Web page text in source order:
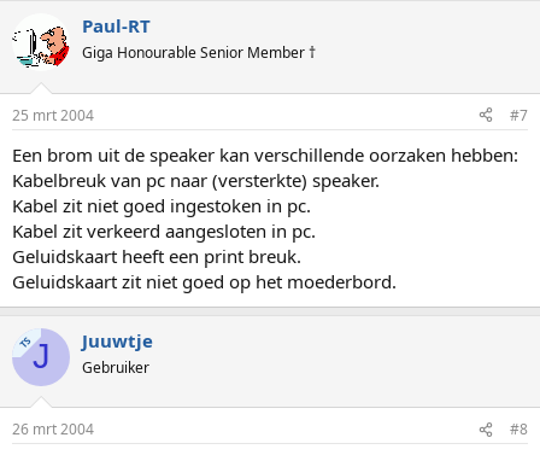
Paul-RT
Giga Honourable Senior Member †
25 mrt 2004 #7
Een brom uit de speaker kan verschillende oorzaken hebben:
Kabelbreuk van pc naar (versterkte) speaker.
Kabel zit niet goed ingestoken in pc.
Kabel zit verkeerd aangesloten in pc.
Geluidskaart heeft een print breuk.
Geluidskaart zit niet goed op het moederbord.
TSJ Juuwtje
Gebruiker
26 mrt 2004 #8